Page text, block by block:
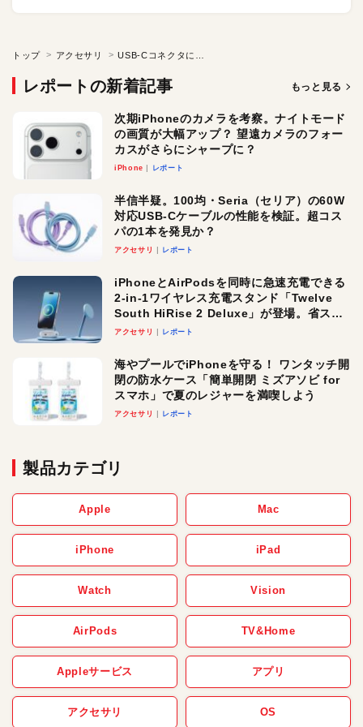
トップ アクセサリ
レポートの新着記事 もっと見る
次期iPhoneのカメラを考察。ナイトモード
の画質が大幅アップ？ 望遠カメラのフォー
カスがさらにシャープに？
iPhone レポート
半信半疑。100均・Seria（セリア）の60W
対応USB-Cケーブルの性能を検証。超コス
パの1本を発見か？
アクセサリ レポート
iPhoneとAirPodsを同時に急速充電できる
2-in-1ワイヤレス充電スタンド「Twelve
South HiRise 2 Deluxe」が登場。省スペ
ースでおしゃれに充電したい人にオスス
アクセサリ レポート
海やプールでiPhoneを守る！ ワンタッチ開
閉の防水ケース「簡単開閉 ミズアソビ for
スマホ」で夏のレジャーを満喫しよう
アクセサリ レポート
製品カテゴリ
Apple Mac
iPhone iPad
Watch Vision
AirPods TV&Home
Appleサービス アプリ
アクセサリ OS